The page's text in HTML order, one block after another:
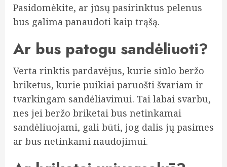
Pasidomėkite, ar jūsų pasirinktus pelenus
bus galima panaudoti kaip trąšą.
Ar bus patogu sandėliuoti?
Verta rinktis pardavėjus, kurie siūlo beržo
briketus, kurie puikiai paruošti švariam ir
tvarkingam sandėliavimui. Tai labai svarbu,
nes jei beržo briketai bus netinkamai
sandėliuojami, gali būti, jog dalis jų pasimes
ar bus netinkami naudojimui.